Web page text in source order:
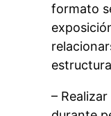
formato
–